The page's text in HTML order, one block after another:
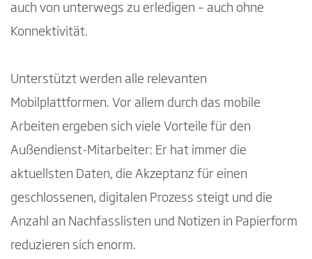
auch von unterwegs zu erledigen – auch ohne
Konnektivität.
Unterstützt werden alle relevanten
Mobilplattformen. Vor allem durch das mobile
Arbeiten ergeben sich viele Vorteile für den
Außendienst-Mitarbeiter: Er hat immer die
aktuellsten Daten, die Akzeptanz für einen
geschlossenen, digitalen Prozess steigt und die
Anzahl an Nachfasslisten und Notizen in Papierform
reduzieren sich enorm.